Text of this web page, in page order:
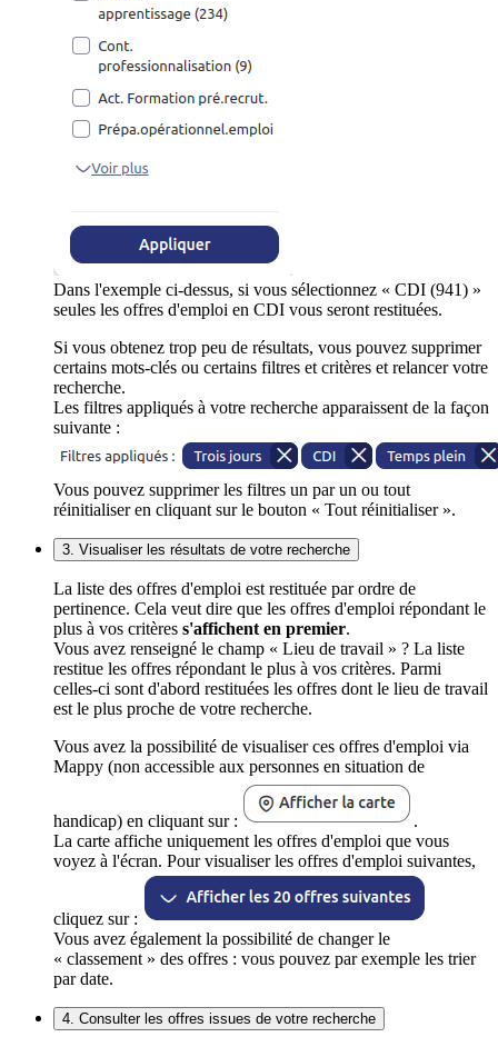
Dans l'exemple ci-dessus, si vous sélectionnez « CDI (941) »
seules les offres d'emploi en CDI vous seront restituées.
Si vous obtenez trop peu de résultats, vous pouvez supprimer
certains mots-clés ou certains filtres et critères et relancer votre
recherche.
Les filtres appliqués à votre recherche apparaissent de la façon
suivante :
Vous pouvez supprimer les filtres un par un ou tout
réinitialiser en cliquant sur le bouton « Tout réinitialiser ».
3. Visualiser les résultats de votre recherche
La liste des offres d'emploi est restituée par ordre de
pertinence. Cela veut dire que les offres d'emploi répondant le
plus à vos critères s'affichent en premier.
Vous avez renseigné le champ « Lieu de travail » ? La liste
restitue les offres répondant le plus à vos critères. Parmi
celles-ci sont d'abord restituées les offres dont le lieu de travail
est le plus proche de votre recherche.
Vous avez la possibilité de visualiser ces offres d'emploi via
Mappy (non accessible aux personnes en situation de
handicap) en cliquant sur :
.
La carte affiche uniquement les offres d'emploi que vous
voyez à l'écran. Pour visualiser les offres d'emploi suivantes,
cliquez sur :
Vous avez également la possibilité de changer le
« classement » des offres : vous pouvez par exemple les trier
par date.
4. Consulter les offres issues de votre recherche